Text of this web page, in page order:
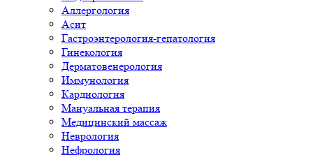
Аллергология
Асит
Гастроэнтерология-гепатология
Гинекология
Дерматовенерология
Иммунология
Кардиология
Мануальная терапия
Медицинский массаж
Неврология
Нефрология